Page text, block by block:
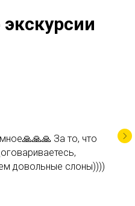
За то, что
довольные слоны))))